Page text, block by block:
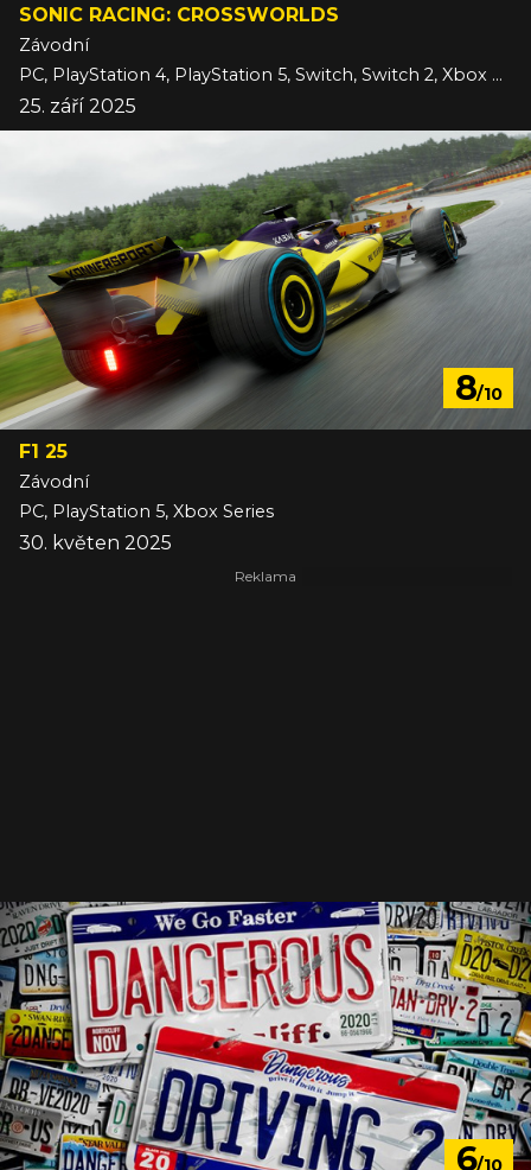
SONIC RACING: CROSSWORLDS
Závodní
PC, PlayStation 4, PlayStation 5, Switch, Switch 2, Xbox One, Xbox Series
25. září 2025
8/10
F1 25
Závodní
PC, PlayStation 5, Xbox Series
30. květen 2025
6/10